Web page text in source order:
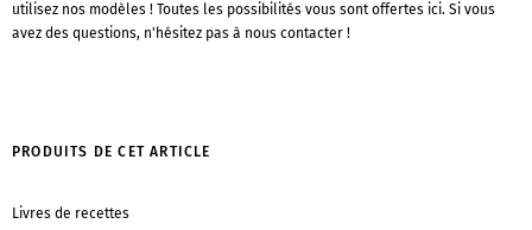
utilisez nos modèles ! Toutes les possibilités vous sont offertes ici. Si vous
avez des questions, n'hésitez pas à nous contacter !
PRODUITS DE CET ARTICLE
Livres de recettes